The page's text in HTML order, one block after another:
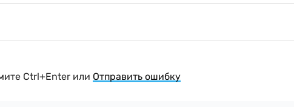
Ctrl+Enter или Отправить ошибку